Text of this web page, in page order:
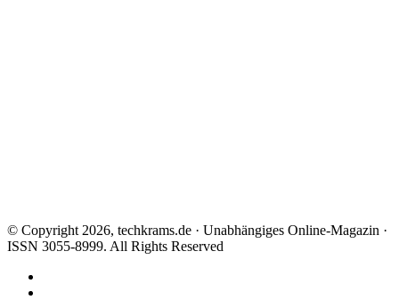
© Copyright 2026, techkrams.de · Unabhängiges Online-Magazin ·
ISSN 3055-8999. All Rights Reserved